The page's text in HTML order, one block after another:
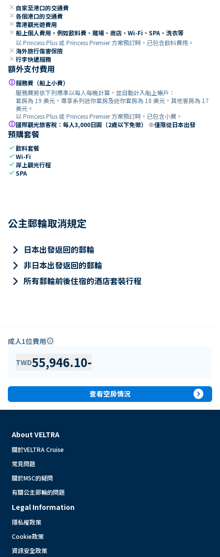
close 自家至港口的交通費
close 各個港口的交通費
close 靠港觀光遊費用
close 船上個人費用，例如飲料費、賭場、商店、Wi-Fi、SPA、洗衣等
以 Princess Plus 或 Princess Premier 方案預訂時，已包含飲料費用。
close 海外旅行傷害保險
close 行李快遞服務
額外支付費用
paid服務費（船上小費）
服務費將依下列標準以每人每晚計算，並自動計入船上帳戶：
套房為 19 美元，尊享系列迷你套房及迷你套房為 18 美元，其他客房為 17
美元。
以 Princess Plus 或 Princess Premier 方案預訂時，已包含小費。
paid國際觀光旅客稅：每人3,000日圓（2歲以下免徵） ※僅限從日本出發
預購套餐
check飲料套餐
checkWi-Fi
check 岸上觀光行程
checkSPA
公主郵輪取消規定
keyboard_arrow_right 日本出發返回的郵輪
keyboard_arrow_right 非日本出發返回的郵輪
keyboard_arrow_right 所有郵輪前後住宿的酒店套裝行程
成人1位費用info
TWD55,946.10-
查看空房情況 expand_circle_right
About VELTRA
關於VELTRA Cruise
常見問題
關於MSC的疑問
有關公主郵輪的問題
Legal Information
隱私權政策
Cookie政策
資訊安全政策